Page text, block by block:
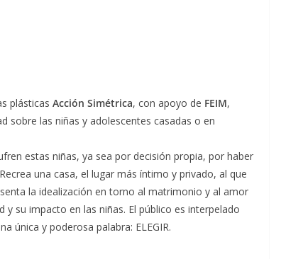
plásticas Acción Simétrica, con apoyo de FEIM,
sobre las niñas y adolescentes casadas o en
estas niñas, ya sea por decisión propia, por haber
una casa, el lugar más íntimo y privado, al que
la idealización en torno al matrimonio y al amor
su impacto en las niñas. El público es interpelado
única y poderosa palabra: ELEGIR.